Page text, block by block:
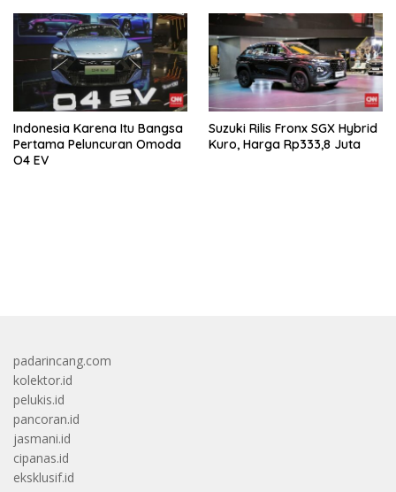
Indonesia Karena Itu Bangsa
Pertama Peluncuran Omoda
O4 EV
Suzuki Rilis Fronx SGX Hybrid
Kuro, Harga Rp333,8 Juta
padarincang.com
kolektor.id
pelukis.id
pancoran.id
jasmani.id
cipanas.id
eksklusif.id